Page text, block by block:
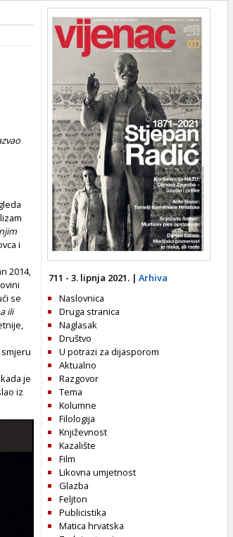
i
2014,
se
ili
je
iz
711 - 3. lipnja 2021. | Arhiva
Naslovnica
Druga stranica
Naglasak
Društvo
U potrazi za dijasporom
Aktualno
Razgovor
Tema
Kolumne
Filologija
Književnost
Kazalište
Film
Likovna umjetnost
Glazba
Feljton
Publicistika
Matica hrvatska